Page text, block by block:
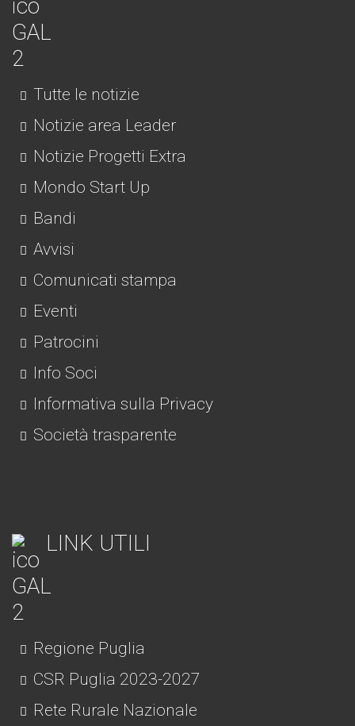
Tutte le notizie
Notizie area Leader
Notizie Progetti Extra
Mondo Start Up
Bandi
Avvisi
Comunicati stampa
Eventi
Patrocini
Info Soci
Informativa sulla Privacy
Società trasparente
LINK UTILI
Regione Puglia
CSR Puglia 2023-2027
Rete Rurale Nazionale